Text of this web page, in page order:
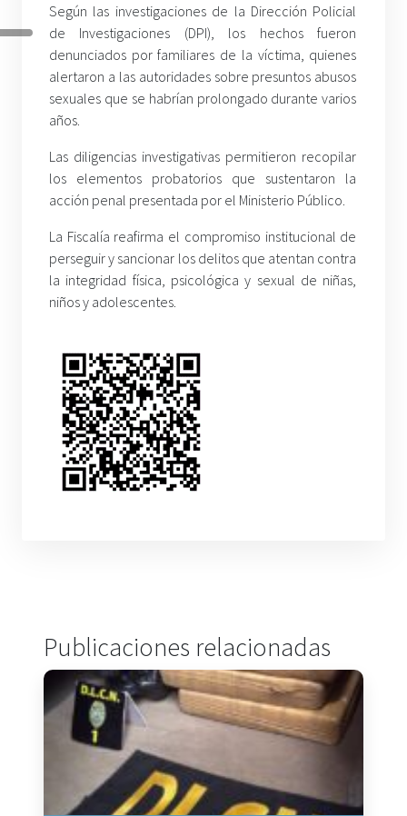
Según las investigaciones de la Dirección Policial
de Investigaciones (DPI), los hechos fueron
denunciados por familiares de la víctima, quienes
alertaron a las autoridades sobre presuntos abusos
sexuales que se habrían prolongado durante varios
años.
Las diligencias investigativas permitieron recopilar
los elementos probatorios que sustentaron la
acción penal presentada por el Ministerio Público.
La Fiscalía reafirma el compromiso institucional de
perseguir y sancionar los delitos que atentan contra
la integridad física, psicológica y sexual de niñas,
niños y adolescentes.
Publicaciones relacionadas